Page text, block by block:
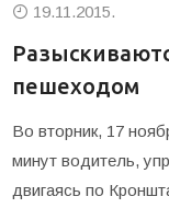
19.11.2015.
пешеходом
Во вторник, 17
минут водитель,
двигаясь по